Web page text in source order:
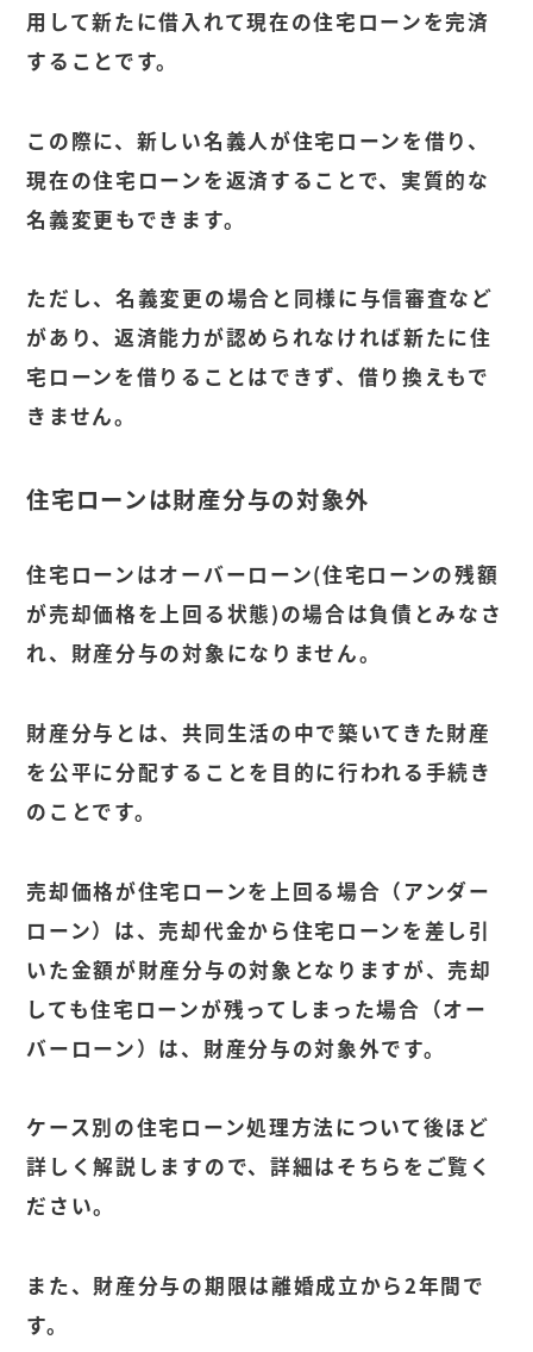
用して新たに借入れて現在の住宅ローンを完済
することです。
この際に、新しい名義人が住宅ローンを借り、
現在の住宅ローンを返済することで、実質的な
名義変更もできます。
ただし、名義変更の場合と同様に与信審査など
があり、返済能力が認められなければ新たに住
宅ローンを借りることはできず、借り換えもで
きません。
住宅ローンは財産分与の対象外
住宅ローンはオーバーローン(住宅ローンの残額
が売却価格を上回る状態)の場合は負債とみなさ
れ、財産分与の対象になりません。
財産分与とは、共同生活の中で築いてきた財産
を公平に分配することを目的に行われる手続き
のことです。
売却価格が住宅ローンを上回る場合（アンダー
ローン）は、売却代金から住宅ローンを差し引
いた金額が財産分与の対象となりますが、売却
しても住宅ローンが残ってしまった場合（オー
バーローン）は、財産分与の対象外です。
ケース別の住宅ローン処理方法について後ほど
詳しく解説しますので、詳細はそちらをご覧く
ださい。
また、財産分与の期限は離婚成立から2年間で
す。